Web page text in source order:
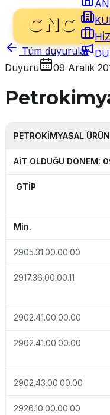
Tüm duyurular
Duyuru
09 Aralık
PETROKİMYASAL
AİT OLDUĞU DÖNEM:
GTİP
Min.
2905.31.00.00.00
2917.36.00.00.11
2902.41.00.00.00
2902.41.00.00.00
2902.43.00.00.00
2926.10.00.00.00